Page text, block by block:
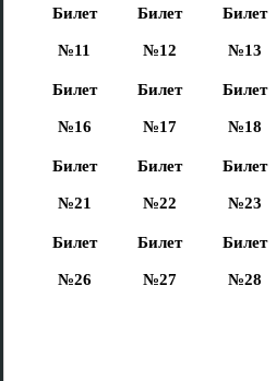
Билет
№11
Билет
№12
Билет
№13
Билет
№16
Билет
№17
Билет
№18
Билет
№21
Билет
№22
Билет
№23
Билет
№26
Билет
№27
Билет
№28